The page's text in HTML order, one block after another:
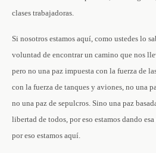
clases trabajadoras.
Si nosotros estamos aquí, como ustedes lo
voluntad de encontrar un camino que nos
pero no una paz impuesta con la fuerza de
con la fuerza de tanques y aviones, no una
no una paz de sepulcros. Sino una paz
libertad de todos, por eso estamos dando
por eso estamos aquí.